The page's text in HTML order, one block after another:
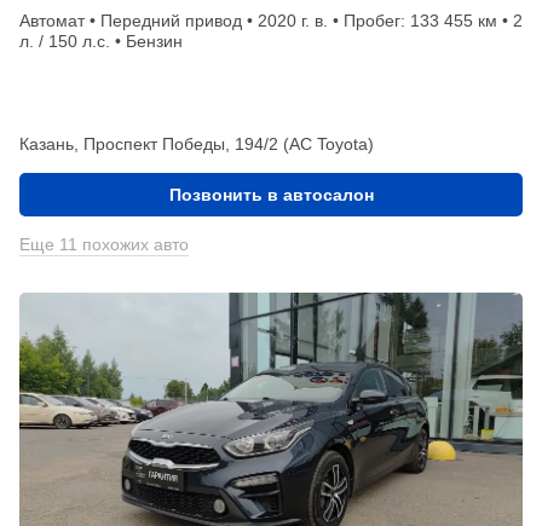
Автомат • Передний привод • 2020 г. в. • Пробег: 133 455 км • 2
л. / 150 л.с. • Бензин
Казань, Проспект Победы, 194/2 (АС Toyota)
Позвонить в автосалон
Еще 11 похожих авто